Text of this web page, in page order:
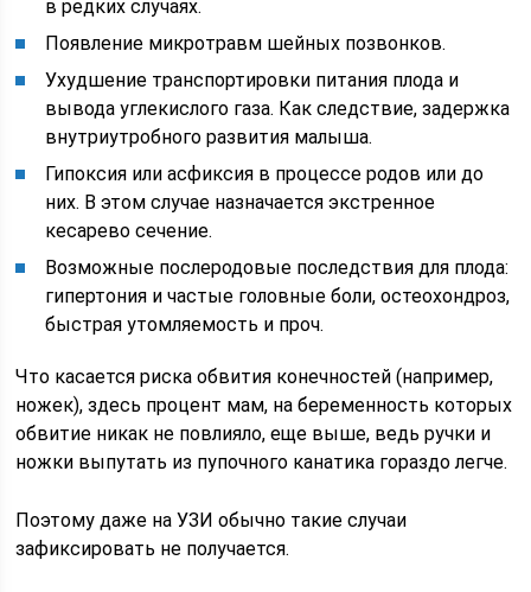
в редких случаях.
Появление микротравм шейных позвонков.
Ухудшение транспортировки питания плода и
вывода углекислого газа. Как следствие, задержка
внутриутробного развития малыша.
Гипоксия или асфиксия в процессе родов или до
них. В этом случае назначается экстренное
кесарево сечение.
Возможные послеродовые последствия для плода:
гипертония и частые головные боли, остеохондроз,
быстрая утомляемость и проч.
Что касается риска обвития конечностей (например,
ножек), здесь процент мам, на беременность которых
обвитие никак не повлияло, еще выше, ведь ручки и
ножки выпутать из пупочного канатика гораздо легче.
Поэтому даже на УЗИ обычно такие случаи
зафиксировать не получается.